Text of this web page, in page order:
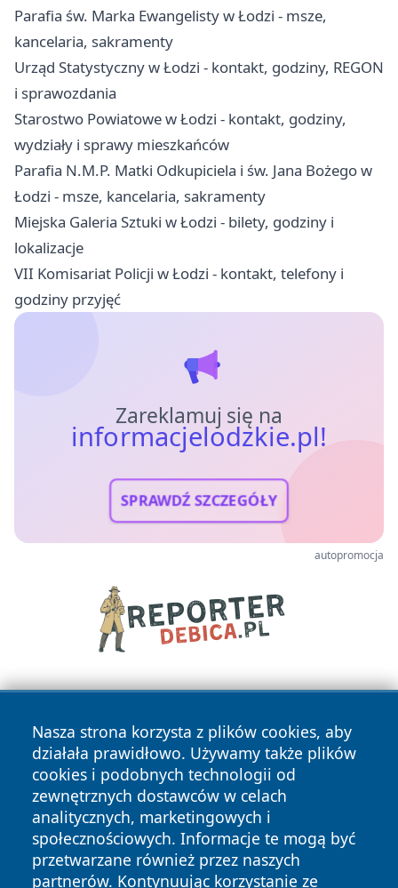
Parafia św. Marka Ewangelisty w Łodzi - msze,
kancelaria, sakramenty
Urząd Statystyczny w Łodzi - kontakt, godziny, REGON
i sprawozdania
Starostwo Powiatowe w Łodzi - kontakt, godziny,
wydziały i sprawy mieszkańców
Parafia N.M.P. Matki Odkupiciela i św. Jana Bożego w
Łodzi - msze, kancelaria, sakramenty
Miejska Galeria Sztuki w Łodzi - bilety, godziny i
lokalizacje
VII Komisariat Policji w Łodzi - kontakt, telefony i
godziny przyjęć
Zareklamuj się na
informacjelodzkie.pl!
SPRAWDŹ SZCZEGÓŁY
autopromocja
Nasza strona korzysta z plików cookies, aby
działała prawidłowo. Używamy także plików
cookies i podobnych technologii od
zewnętrznych dostawców w celach
analitycznych, marketingowych i
społecznościowych. Informacje te mogą być
przetwarzane również przez naszych
partnerów. Kontynuując korzystanie ze
Copyright © 2026 informacjelodzkie.pl Wszystkie prawa
zastrzeżone.
Polityka Polityka